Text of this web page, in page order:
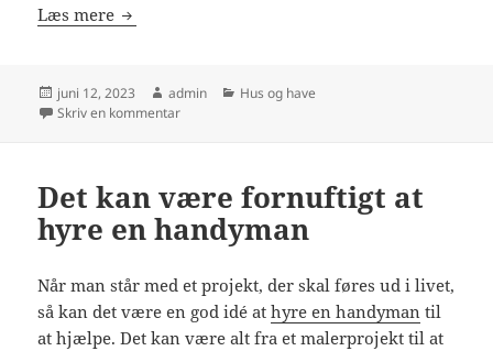
Læs mere Hold øje med dit energiforbrug og spar penge
Udgivet
i
juni 12, 2023 Forfatter
admin Kategorier
Hus og have
Skriv en kommentartil Hold øje med dit energiforbrug og spar penge
Det kan være fornuftigt at
hyre en handyman
Når man står med et projekt, der skal føres ud i livet,
så kan det være en god idé athyre en handyman til
at hjælpe. Det kan være alt fra et malerprojekt til at